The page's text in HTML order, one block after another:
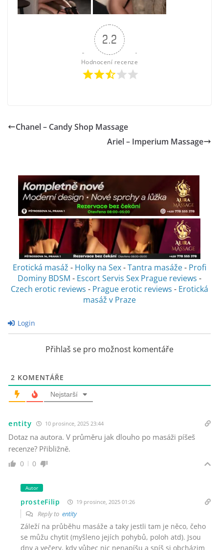
2.2
Hodnocení recenze
Chanel – Candy Shop Massage
Ariel – Imperium Massage
Erotická masáž - Holky na Sex-Tantra masáže- Profi
Dominy BDSM - Escort Servis Sex Prague reviews -
Czech erotic reviews - Prague erotic reviews - Erotická
masáž v Praze
Login
Přihlaš se pro možnost komentáře
2 KOMENTÁŘE
Nejstarší
entity 10 prosince, 2025 23:44
Dotaz na autora. V průměru jak dlouho po masáži píšeš
recenze? Přibližně.
0 0
Autor
prosteFilip 19 prosince, 2025 01:26
Reply to entity
Záleží na průběhu masáže a taky jestli tam je něco, čeho
se můžu chytit (myšleno jejích pohybů, poloh atd). Jsou
dny a večery, kdy vůbec nic nenapíšu a spíš si obcházim